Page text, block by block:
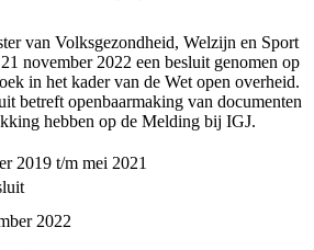
van Volksgezondheid, Welzijn en Sport
november 2022 een besluit genomen op
in het kader van de Wet open overheid.
betreft openbaarmaking van documenten
hebben op de Melding bij IGJ.
2019 t/m mei 2021
2022